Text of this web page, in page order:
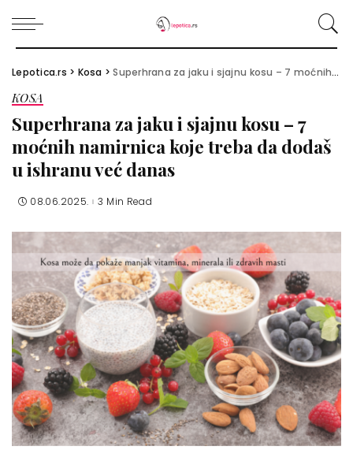
Lepotica.rs > Kosa >Superhrana za jaku i sjajnu kosu – 7 moćnih namirnica koje treba da dodaš u ishranu već danas
KOSA
Superhrana za jaku i sjajnu kosu – 7
moćnih namirnica koje treba da dodaš
u ishranu već danas
08.06.2025. 3 Min Read